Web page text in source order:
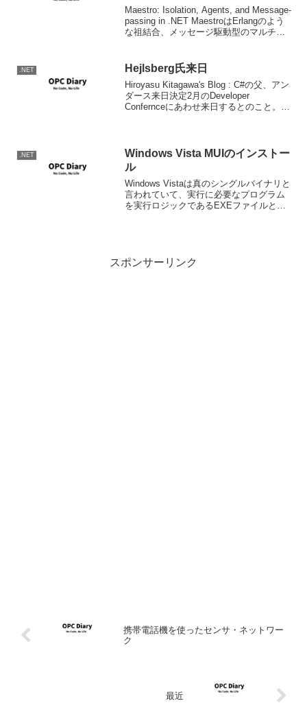
Maestro: Isolation, Agents, and Message-
passing in .NET MaestroはErlangのよう
な祖結合、メッセージ駆動型のマルチス
.NET Hejlsberg氏来日
Hiroyasu Kitagawa's Blog : C#の父、アン
ダース来日決定2月のDeveloper
Confernceにあわせ来日するとのこと。
.NET
Windows Vista MUIのインストー
ル
Windows Vistaは真のシングルバイナリと
言われていて、実行に必要なプログラム
を実行ロジックであるEXEファイルと言
スポンサーリンク
携帯電話機を使ったセンサ・ネットワー
ク
最近